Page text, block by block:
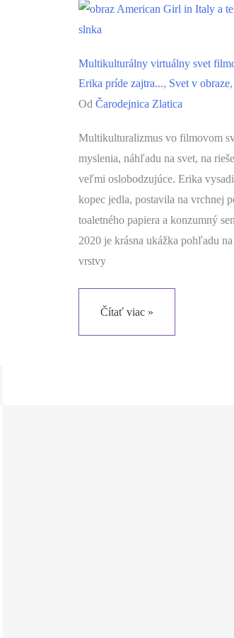
Multikulturálny virtuálny svet
Erika príde zajtra..., Svet v obraze,
Od Čarodejnica Zlatica
Multikulturalizmus vo filmovom
myslenia, náhľadu na svet, na
veľmi oslobodzujúce. Erika
kopec jedla, postavila na vrchnej
toaletného papiera a konzumný
2020 je krásna ukážka pohľadu
vrstvy
Multikulturálny
Čítať viac »